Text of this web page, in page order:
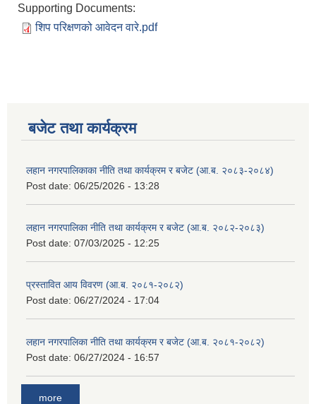
Supporting Documents:
शिप परिक्षणको आवेदन वारे.pdf
बजेट तथा कार्यक्रम
लहान नगरपालिकाका नीति तथा कार्यक्रम र बजेट (आ.ब. २०८३-२०८४)
Post date: 06/25/2026 - 13:28
लहान नगरपालिका नीति तथा कार्यक्रम र बजेट (आ.ब. २०८२-२०८३)
Post date: 07/03/2025 - 12:25
प्रस्तावित आय विवरण (आ.ब. २०८१-२०८२)
Post date: 06/27/2024 - 17:04
लहान नगरपालिका नीति तथा कार्यक्रम र बजेट (आ.ब. २०८१-२०८२)
Post date: 06/27/2024 - 16:57
more